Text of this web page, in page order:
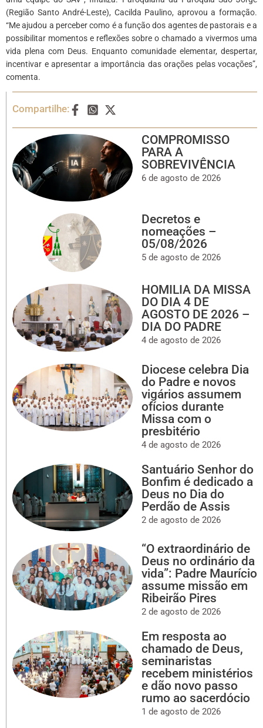
(Região Santo André-Leste), Cacilda Paulino, aprovou a formação.
“Me ajudou a perceber como é a função dos agentes de pastorais e a
possibilitar momentos e reflexões sobre o chamado a vivermos uma
vida plena com Deus. Enquanto comunidade elementar, despertar,
incentivar e apresentar a importância das orações pelas vocações”,
comenta.
Compartilhe:
COMPROMISSO
PARA A
SOBREVIVÊNCIA
6 de agosto de 2026
Decretos e
nomeações –
05/08/2026
5 de agosto de 2026
HOMILIA DA MISSA
DO DIA 4 DE
AGOSTO DE 2026 –
DIA DO PADRE
4 de agosto de 2026
Diocese celebra Dia
do Padre e novos
vigários assumem
ofícios durante
Missa com o
presbitério
4 de agosto de 2026
Santuário Senhor do
Bonfim é dedicado a
Deus no Dia do
Perdão de Assis
2 de agosto de 2026
“O extraordinário de
Deus no ordinário da
vida”: Padre Maurício
assume missão em
Ribeirão Pires
2 de agosto de 2026
Em resposta ao
chamado de Deus,
seminaristas
recebem ministérios
e dão novo passo
rumo ao sacerdócio
1 de agosto de 2026